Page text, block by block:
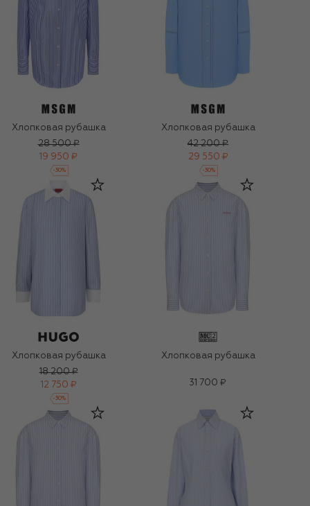
Хлопковая рубашка
28 500 ₽
19 950 ₽
-30%
Хлопковая рубашка
42 200 ₽
29 550 ₽
-30%
Хлопковая рубашка
18 200 ₽
12 750 ₽
-30%
Хлопковая рубашка
31 700 ₽